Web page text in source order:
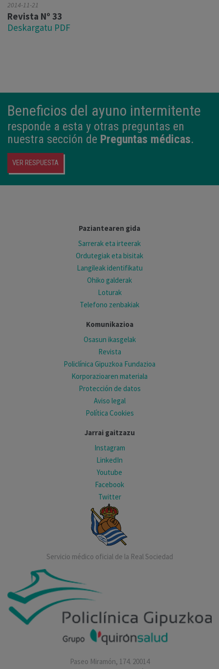
2014-11-21
Revista Nº 33
Deskargatu PDF
Beneficios del ayuno intermitente
responde a esta y otras preguntas en
nuestra sección de Preguntas médicas.
VER RESPUESTA
Paziantearen gida
Sarrerak eta irteerak
Ordutegiak eta bisitak
Langileak identifikatu
Ohiko galderak
Loturak
Telefono zenbakiak
Komunikazioa
Osasun ikasgelak
Revista
Policlínica Gipuzkoa Fundazioa
Korporazioaren materiala
Protección de datos
Aviso legal
Política Cookies
Jarrai gaitzazu
Instagram
LinkedIn
Youtube
Facebook
Twitter
Servicio médico oficial de la Real Sociedad
Paseo Miramón, 174. 20014